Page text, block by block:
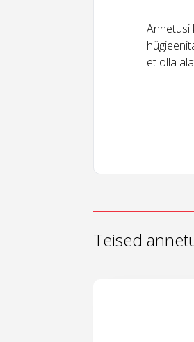
Annetusi
et olla
Teised